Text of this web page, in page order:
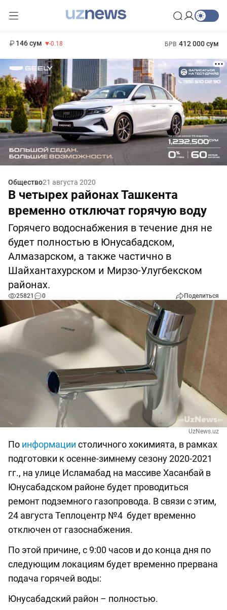
146 сум -0.18 БРВ 412 000 сум
Общество21 августа 2020
В четырех районах Ташкента
временно отключат горячую воду
Горячего водоснабжения в течение дня не
будет полностью в Юнусабадском,
Алмазарском, а также частично в
Шайхантахурском и Мирзо-Улугбекском
районах.
25821 0 Поделиться
UzNews.uz
По информации столичного хокимията, в рамках
подготовки к осенне-зимнему сезону 2020-2021
гг., на улице Исламабад на массиве Хасанбай в
Юнусабадском районе будет проводиться
ремонт подземного газопровода. В связи с этим,
24 августа Теплоцентр №4 будет временно
отключен от газоснабжения.
По этой причине, с 9:00 часов и до конца дня по
следующим локациям будет временно прервана
подача горячей воды:
Юнусабадский район – полностью.